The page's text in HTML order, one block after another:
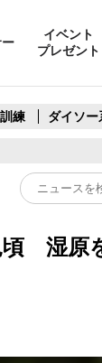
イベント
プレゼント
練 ダイソ
頃 湿原